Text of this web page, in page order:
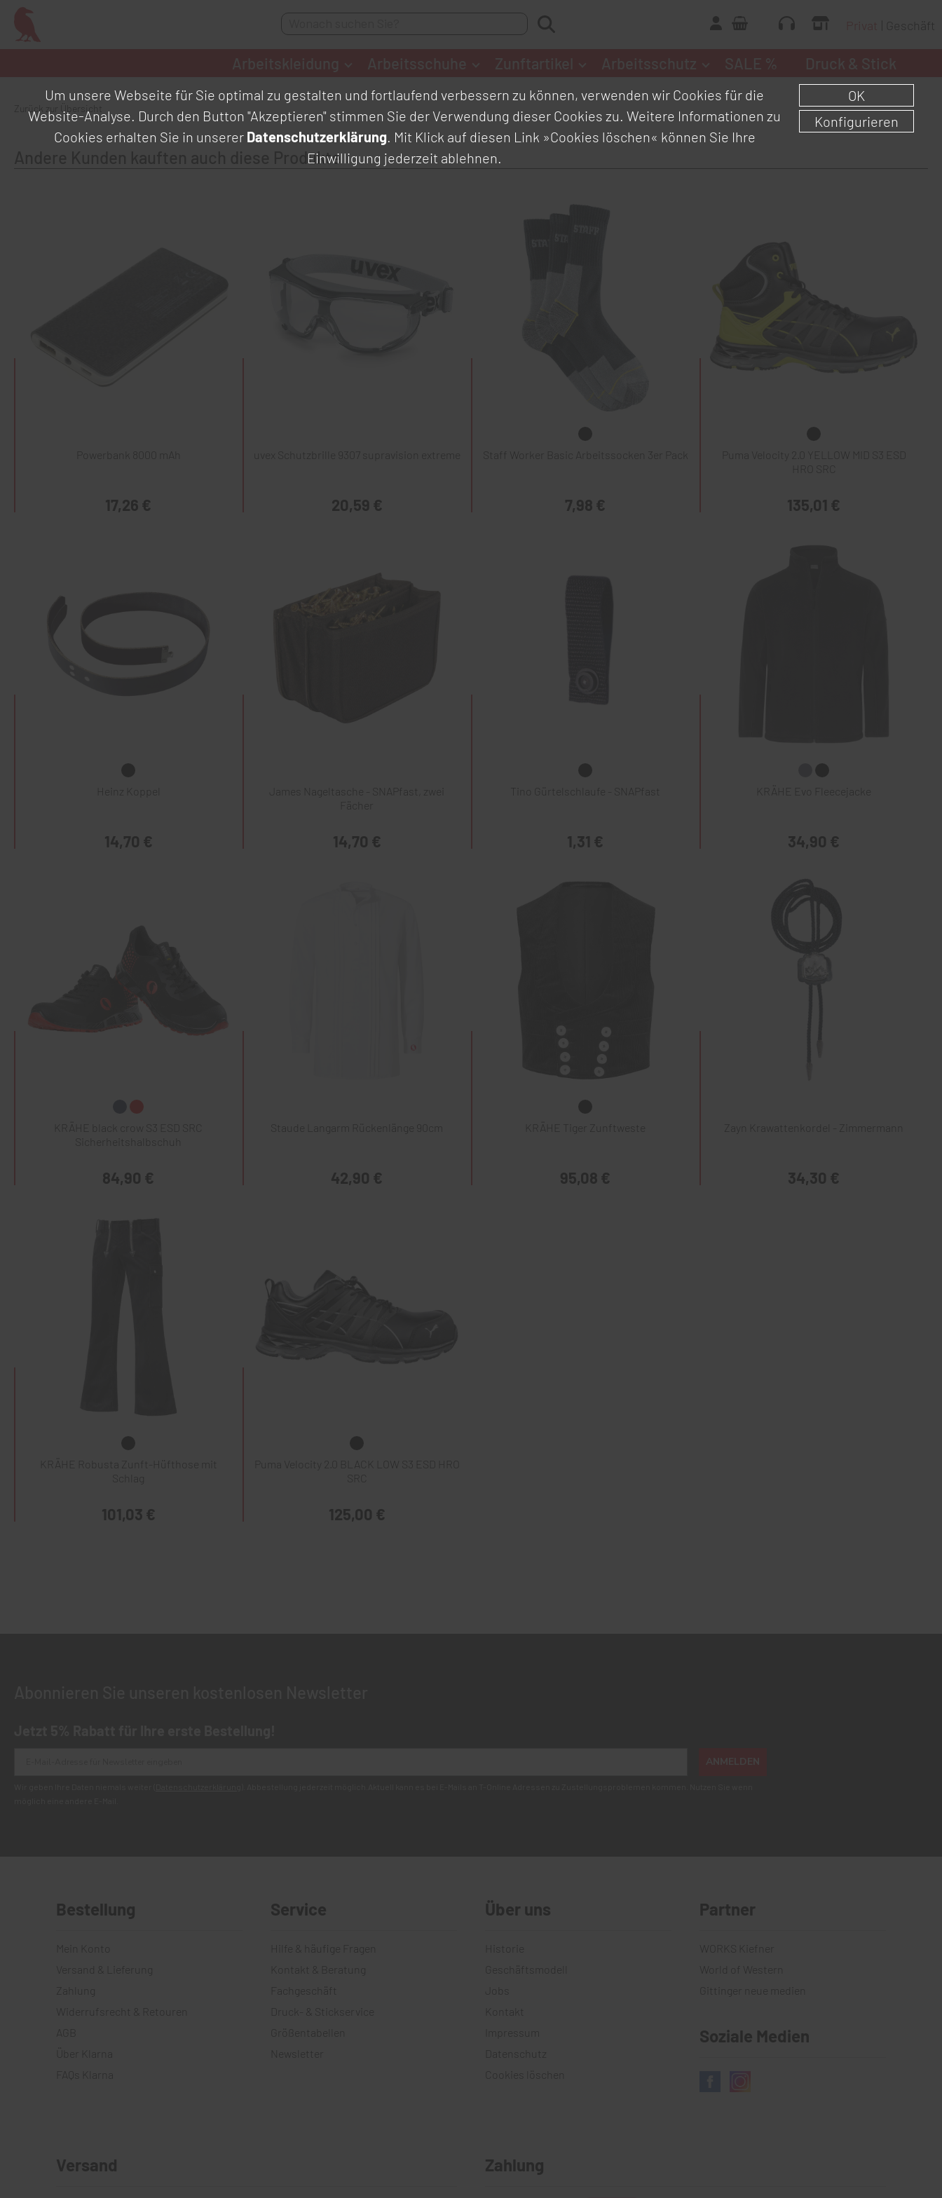
Geschäft
Andere Kunden kauften auch diese Produkte
Powerbank 8000 mAh
17,26 €
uvex Schutzbrille 9307 supravision extreme
20,59 €
Staff Worker Basic Arbeitssocken 3er Pack
7,98 €
Puma Velocity 2.0 YELLOW MID S3 ESD
135,01 €
14,70 €
James Nageltasche - SNAPfast, zwei
14,70 €
Tino Gürtelschlaufe - SNAPfast
1,31 €
KRÄHE Evo Fleecejacke
34,90 €
KRÄHE black crow S3 ESD SRC
Sicherheitshalbschuh
84,90 €
Staude Langarm Rückenlänge 90cm
42,90 €
KRÄHE Tiger Zunftweste
95,08 €
Zayn Krawattenkordel - Zimmermann
34,30 €
KRÄHE Robusta Zunft-Hüfthose mit
Schlag
101,03 €
Puma Velocity 2.0 BLACK LOW S3 ESD HRO
125,00 €
Um unsere Webseite für Sie optimal zu gestalten und fortlaufend verbessern zu können, verwenden wir Cookies für die
Website-Analyse. Durch den Button "Akzeptieren" stimmen Sie der Verwendung dieser Cookies zu. Weitere Informationen zu
Cookies erhalten Sie in unserer Datenschutzerklärung. Mit Klick auf diesen Link »Cookies löschen« können Sie Ihre
Einwilligung jederzeit ablehnen.
OK
Konfigurieren
Bestellung
Versand & Lieferung
Zahlung
Widerrufsrecht & Retouren
AGB
FAQs Klarna
Service
Hilfe & häufige Fragen
Kontakt & Beratung
Fachgeschäft
Druck- & Stickservice
Größentabellen
Newsletter
Über uns
Geschäftsmodell
Kontakt
Impressum
Datenschutz
Cookies löschen
Partner
World of Western
Gittinger neue medien
Soziale Medien
Versand Zahlung